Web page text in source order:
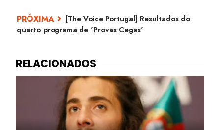
[The Voice Portugal] Resultados do
quarto programa de 'Provas Cegas'